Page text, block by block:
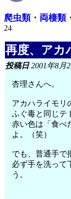
爬虫類・両棲類
24
再度、アカ
投稿日2001年8月
杏理さんへ。
アカハライモリ
ふぐ毒と同じテ
赤い色は「食べ
よ。（笑）
でも、普通手で
必ず手を洗って
う。